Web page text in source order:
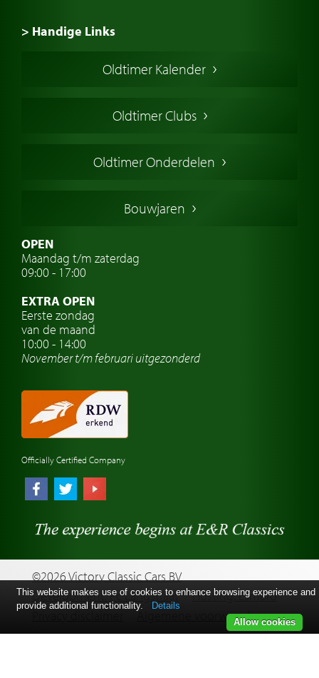
> Handige Links
Amerikaanse oldtimers
Franse oldtimers
Zweedse oldtimers
Oldtimer verzekering
Oldtimer reizen
Oldtimerwerkplaats
Automerk horloges
Classic cars Nederland
Oldtimer Kalender
Oldtimer Clubs
Oldtimer Onderdelen
Bouwjaren
OPEN
Maandag t/m zaterdag
09:00 - 17:00
EXTRA OPEN
Eerste zondag
van de maand
10:00 - 14:00
November t/m februariuitgezonderd
Officially Certified Company
©2026 Victory Classic Cars BV
Development: Pc Langstraat
Hosting: Esmero
Algemene voorwaarden
This website makes use of cookies to enhance browsing experience and
provide additional functionality.
Details
Allow cookies